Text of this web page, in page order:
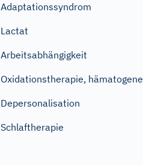
Adaptationssyndrom
Lactat
Arbeitsabhängigkeit
Oxidationstherapie, hämatogene
Depersonalisation
Schlaftherapie